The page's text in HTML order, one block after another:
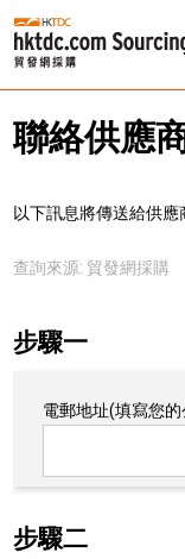
聯絡供應
以下訊息將傳送給供應
查詢來源: 貿發網採購
步驟一
電郵地址(填寫您
步驟二